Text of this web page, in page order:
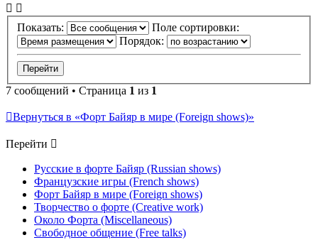
Показать:
Поле сортировки:
Порядок:
7 сообщений • Страница 1 из 1
Вернуться в «Форт Байяр в мире (Foreign shows)»
Перейти
Русские в форте Байяр (Russian shows)
Французские игры (French shows)
Форт Байяр в мире (Foreign shows)
Творчество о форте (Creative work)
Около Форта (Miscellaneous)
Свободное общение (Free talks)